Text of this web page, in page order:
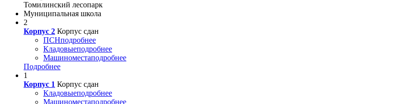
Томилинский лесопарк
Муниципальная школа
2
Корпус 2 Корпус сдан
ПСНподробнее
Кладовыеподробнее
Машиноместаподробнее
Подробнее
1
Корпус 1 Корпус сдан
Кладовыеподробнее
Машиноместаподробнее